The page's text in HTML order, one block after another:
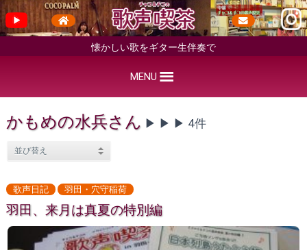
懐かしい歌をギター生伴奏で
MENU
かもめの水兵さん ▶︎ ▶︎ ▶︎ 4件
歌声日記 羽田・穴守稲荷
羽田、来月は真夏の特別編